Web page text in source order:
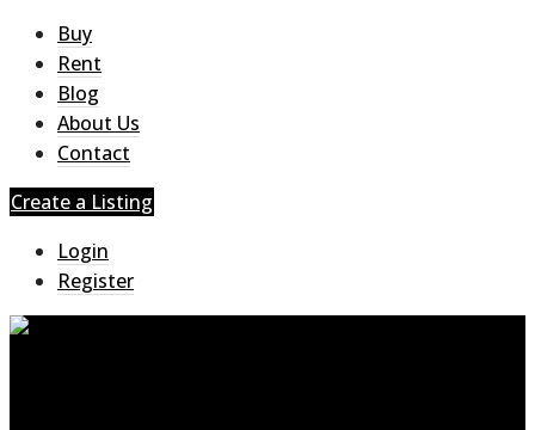
Buy
Rent
Blog
About Us
Contact
Create a Listing
Login
Register